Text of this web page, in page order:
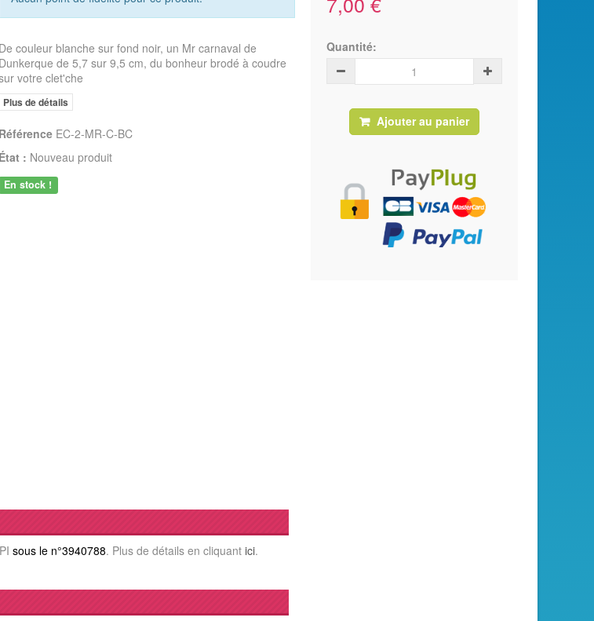
Quantité:
Ajouter au panier
De couleur blanche sur fond noir, un Mr carnaval de
Dunkerque de 5,7 sur 9,5 cm, du bonheur brodé à coudre
votre clet'che
Plus de détails
Référence EC-2-MR-C-BC
État : Nouveau produit
En stock !
sous le n°3940788. Plus de détails en cliquant ici.